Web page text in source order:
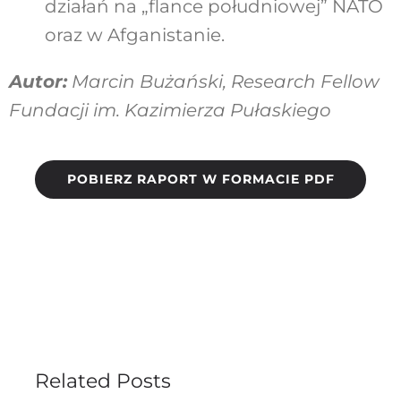
działań na „flance południowej” NATO
oraz w Afganistanie.
Autor:Marcin Bużański, Research Fellow
Fundacji im. Kazimierza Pułaskiego
POBIERZ RAPORT W FORMACIE PDF
Related Posts